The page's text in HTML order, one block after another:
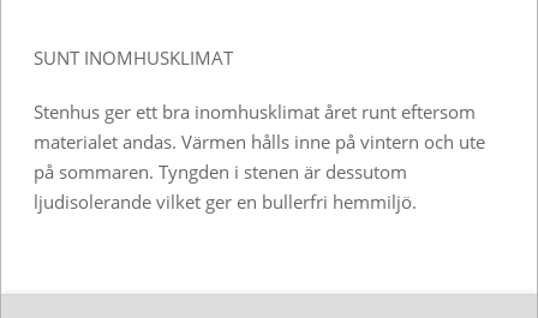
SUNT INOMHUSKLIMAT
Stenhus ger ett bra inomhusklimat året runt eftersom
materialet andas. Värmen hålls inne på vintern och ute
på sommaren. Tyngden i stenen är dessutom
ljudisolerande vilket ger en bullerfri hemmiljö.